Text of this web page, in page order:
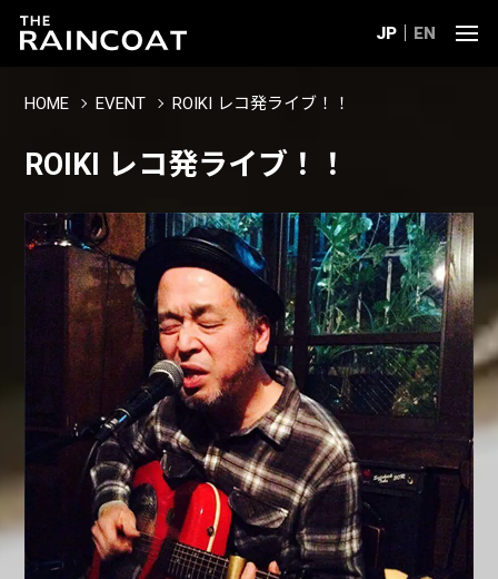
JP EN
HOME EVENT ROIKI レコ発ライブ！！
ROIKI レコ発ライブ！！